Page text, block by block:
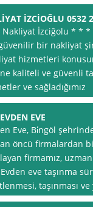
İZCİOĞLU 0532
Nakliyat İzciğolu * * *
bir nakliyat
hizmetleri
kaliteli ve güvenli
ve sağladığımız
EVE
Eve, Bi̇ngöl
öncü firmalardan
firmamız,
eve taşınma
taşınması ve